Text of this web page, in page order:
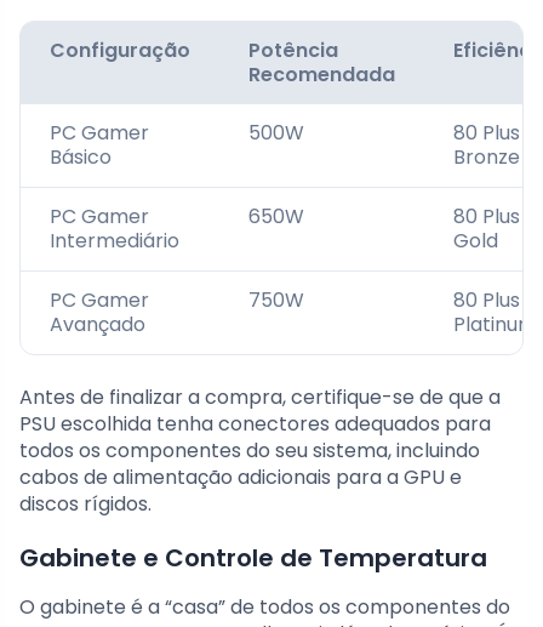
Configuração
Potência
Recomendada
PC Gamer
Básico
500W
80 Plus
Bronze
PC Gamer
Intermediário
650W
80 Plus
Gold
PC Gamer
Avançado
750W
80 Plus
Platinum
Antes de finalizar a compra, certifique-se de que a
PSU escolhida tenha conectores adequados para
todos os componentes do seu sistema, incluindo
cabos de alimentação adicionais para a GPU e
discos rígidos.
Gabinete e Controle de Temperatura
O gabinete é a “casa” de todos os componentes do